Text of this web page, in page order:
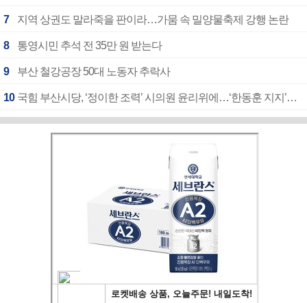
7 지역 상권도 말라죽을 판이라…가뭄 속 밀양물축제 강행 논란
8 통영시민 추석 전 35만 원 받는다
9 부산 철강공장 50대 노동자 추락사
10 국힘 부산시당, ‘정이한 조력’ 시의원 윤리위에…‘한동훈 지지’도 신고접수